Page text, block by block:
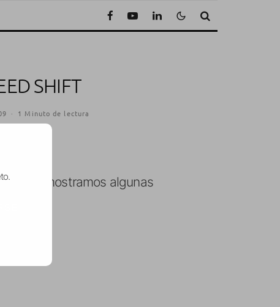
SHIFT
· 1 Minuto de lectura
ya os mostramos algunas